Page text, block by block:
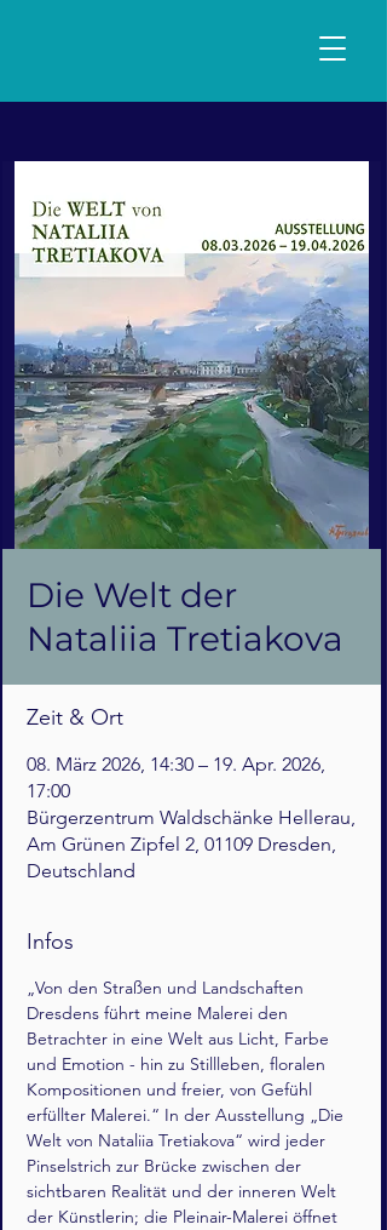
Die Welt der
Nataliia Tretiakova
Zeit & Ort
08. März 2026, 14:30 – 19. Apr. 2026,
17:00
Bürgerzentrum Waldschänke Hellerau,
Am Grünen Zipfel 2, 01109 Dresden,
Deutschland
Infos
„Von den Straßen und Landschaften
Dresdens führt meine Malerei den
Betrachter in eine Welt aus Licht, Farbe
und Emotion - hin zu Stillleben, floralen
Kompositionen und freier, von Gefühl
erfüllter Malerei.“ In der Ausstellung „Die
Welt von Nataliia Tretiakova“ wird jeder
Pinselstrich zur Brücke zwischen der
sichtbaren Realität und der inneren Welt
der Künstlerin; die Pleinair-Malerei öffnet